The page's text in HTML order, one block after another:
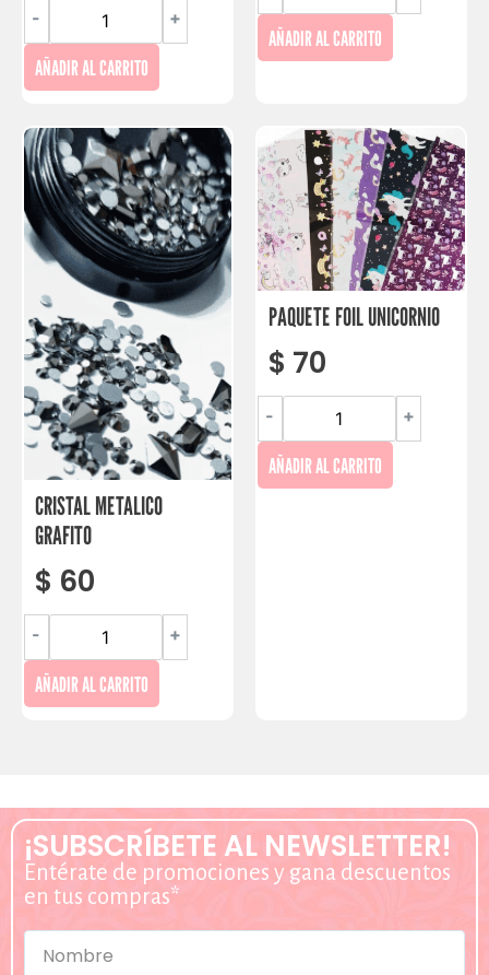
- +
AÑADIR AL CARRITO
AÑADIR AL CARRITO
CRISTAL METALICO
GRAFITO
$ 60
- +
AÑADIR AL CARRITO
PAQUETE FOIL UNICORNIO
$ 70
- +
AÑADIR AL CARRITO
¡SUBSCRÍBETE AL NEWSLETTER!
Entérate de promociones y gana descuentos
en tus compras*